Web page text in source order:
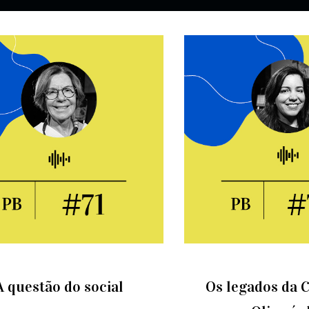
questão do social
Os legados da